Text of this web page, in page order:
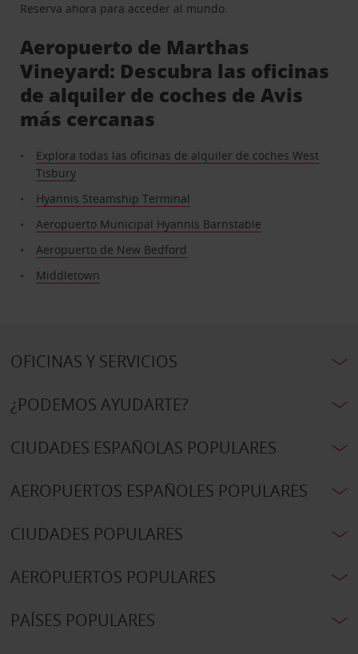
Reserva ahora para acceder al mundo.
Aeropuerto de Marthas
Vineyard: Descubra las oficinas
de alquiler de coches de Avis
más cercanas
Explora todas las oficinas de alquiler de coches West
Tisbury
Hyannis Steamship Terminal
Aeropuerto Municipal Hyannis Barnstable
Aeropuerto de New Bedford
Middletown
OFICINAS Y SERVICIOS
¿PODEMOS AYUDARTE?
CIUDADES ESPAÑOLAS POPULARES
AEROPUERTOS ESPAÑOLES POPULARES
CIUDADES POPULARES
AEROPUERTOS POPULARES
PAÍSES POPULARES